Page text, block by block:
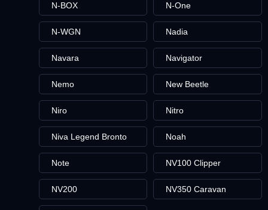
N-BOX N-One
N-WGN Nadia
Navara Navigator
Nemo New Beetle
Niro Nitro
Niva Legend Bronto Noah
Note NV100 Clipper
NV200 NV350 Caravan